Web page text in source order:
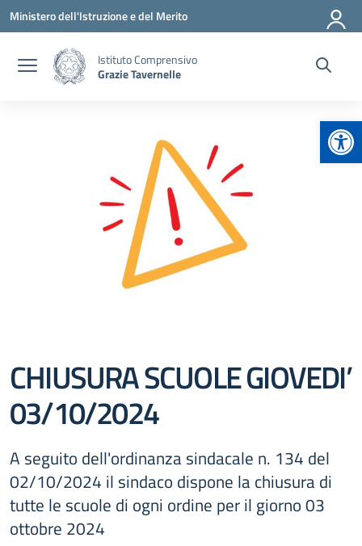
Vai ai contenuti
Vai al menu di navigazione
Vai al footer
Ministero dell'Istruzione e del Merito
Istituto Comprensivo
Grazie Tavernelle
CHIUSURA SCUOLE GIOVEDI’
03/10/2024
A seguito dell'ordinanza sindacale n. 134 del
02/10/2024 il sindaco dispone la chiusura di
tutte le scuole di ogni ordine per il giorno 03
ottobre 2024